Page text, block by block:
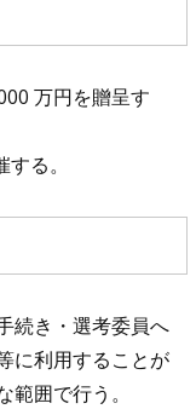
万円を贈呈す
る。
続き・選考委員へ
に利用することが
囲で行う。